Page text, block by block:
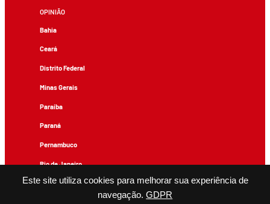
Este site utiliza cookies para melhorar sua experiência de
navegação. GDPR
OPINIÃO
Bahia
Ceará
Distrito Federal
Minas Gerais
Paraíba
Paraná
Pernambuco
Rio de Janeiro
Rio Grande do Sul